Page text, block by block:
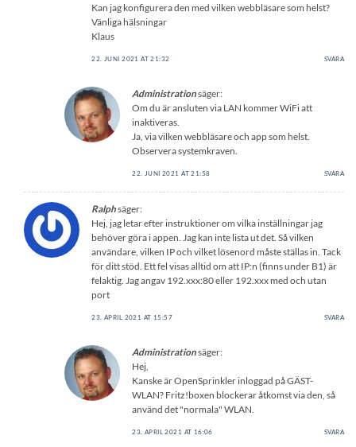
Kan jag konfigurera den med vilken webbläsare som helst?
Vänliga hälsningar
Klaus
22. JUNI 2021 AT 21:32 SVARA
Administrationsäger:
Om du är ansluten via LAN kommer WiFi att
inaktiveras.
Ja, via vilken webbläsare och app som helst.
Observera systemkraven.
22. JUNI 2021 AT 21:58 SVARA
Ralphsäger:
Hej, jag letar efter instruktioner om vilka inställningar jag
behöver göra i appen. Jag kan inte lista ut det. Så vilken
användare, vilken IP och vilket lösenord måste ställas in. Tack
för ditt stöd. Ett fel visas alltid om att IP:n (finns under B1) är
felaktig. Jag angav 192.xxx:80 eller 192.xxx med och utan
port
23. APRIL 2021 AT 15:57 SVARA
Administrationsäger:
Hej,
Kanske är OpenSprinkler inloggad på GÄST-
WLAN? Fritz!boxen blockerar åtkomst via den, så
använd det "normala" WLAN.
23. APRIL 2021 AT 16:06 SVARA